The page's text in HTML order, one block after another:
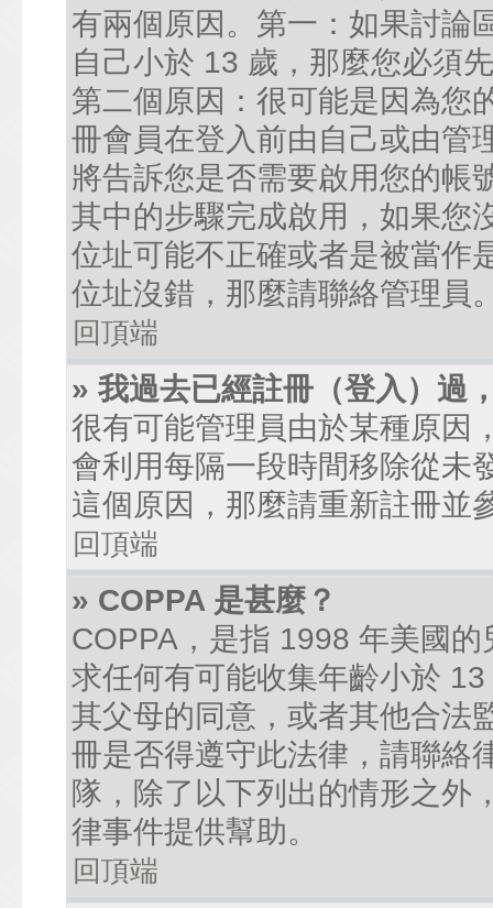
有兩個原因。第一：如果討論
自己小於 13 歲，那麼您必須
第二個原因：很可能是因為您
冊會員在登入前由自己或由管
將告訴您是否需要啟用您的帳
其中的步驟完成啟用，如果您
位址可能不正確或者是被當作
位址沒錯，那麼請聯絡管理員
回頂端
» 我過去已經註冊（登入）過
很有可能管理員由於某種原因
會利用每隔一段時間移除從未
這個原因，那麼請重新註冊並
回頂端
» COPPA 是甚麼？
COPPA，是指 1998 年美國
求任何有可能收集年齡小於
其父母的同意，或者其他合法
冊是否得遵守此法律，請聯絡
隊，除了以下列出的情形之外
律事件提供幫助。
回頂端